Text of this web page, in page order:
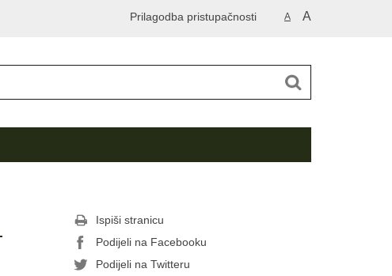
A A
Prilagodba pristupačnosti
Ispiši stranicu
Podijeli na Facebooku
Podijeli na Twitteru